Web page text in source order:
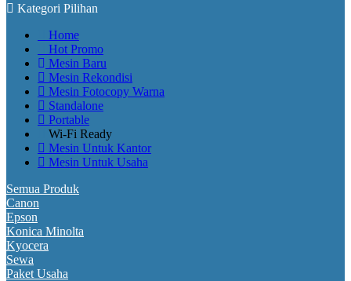
Kategori Pilihan
Home
Hot Promo
Mesin Baru
Mesin Rekondisi
Mesin Fotocopy Warna
Standalone
Portable
Wi-Fi Ready
Mesin Untuk Kantor
Mesin Untuk Usaha
Semua Produk
Canon
Epson
Konica Minolta
Kyocera
Sewa
Paket Usaha